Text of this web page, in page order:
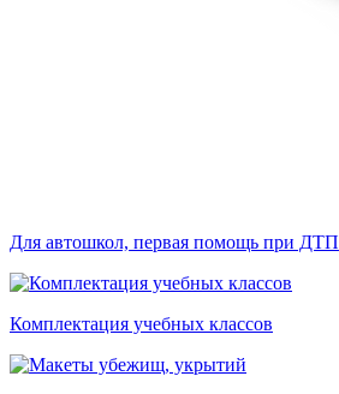
Для автошкол, первая помощь при ДТП
Комплектация учебных классов